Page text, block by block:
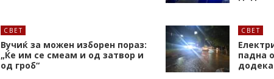
СВЕТ
Вучиќ за можен изборен пораз:
„Ќе им се смеам и од затвор и
од гроб“
СВЕТ
падна